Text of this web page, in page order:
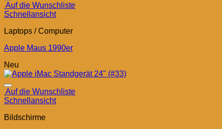
Auf die Wunschliste
Schnellansicht
Laptops / Computer
Apple Maus 1990er
Neu
Auf die Wunschliste
Schnellansicht
Bildschirme